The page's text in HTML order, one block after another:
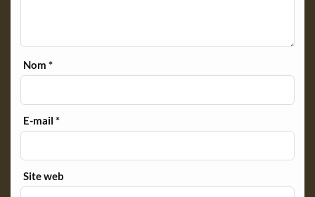
Nom*
E-mail*
Site web